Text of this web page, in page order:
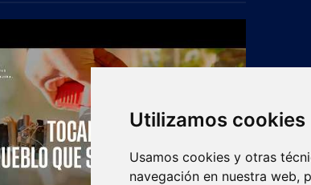
Utilizamos cookies
Usamos cookies y otras
navegación en nuestra web,